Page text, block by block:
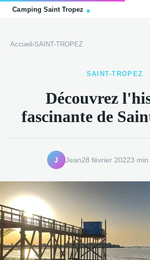
Accueil ›SAINT-TROPEZ
SAINT-TROPEZ
Découvrez
fascinante de
J Jean28 février 20223 min